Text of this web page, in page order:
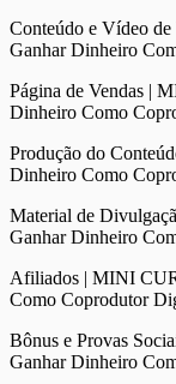
Conteúdo e Vídeo
Ganhar Dinheiro
Página de Vendas |
Dinheiro Como
Produção do
Dinheiro Como
Material de
Ganhar Dinheiro
Afiliados | MINI
Como Coprodutor
Bônus e Provas
Ganhar Dinheiro